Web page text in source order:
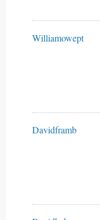
Williamowept
Davidframb